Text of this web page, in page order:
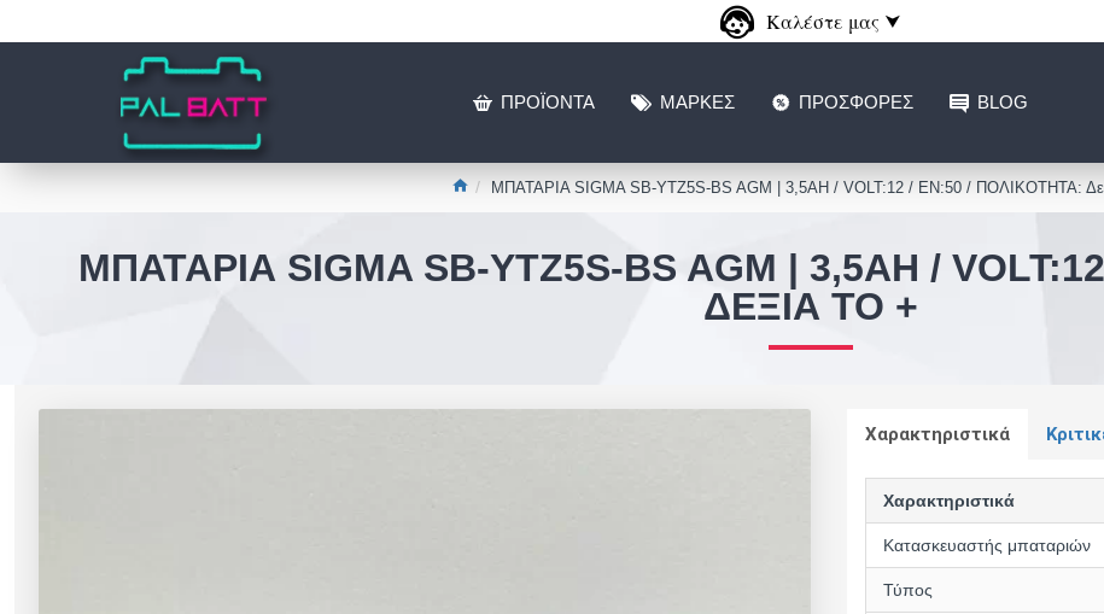
Καλέστε μας ⮟
ΠΡΟΪΌΝΤΑ ΜΆΡΚΕΣ ΠΡΟΣΦΟΡΈΣ BLOG
ΜΠΑΤΑΡΙΑ SIGMA SB-YTZ5S-BS AGM | 3,5AH / VOLT:12 / EN:50 / ΠΟΛΙΚΟΤΗΤΑ:
ΜΠΑΤΑΡΙΑ SIGMA SB-YTZ5S-BS AGM | 3,5AH /
ΔΕΞΙΆ ΤΟ +
Χαρακτηριστικά
Χαρακτηριστικά
Κατασκευαστής μπαταριών
Τύπος